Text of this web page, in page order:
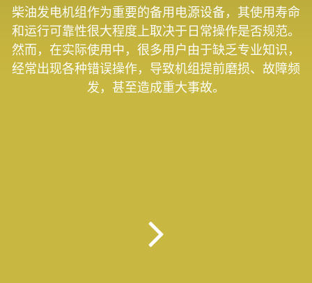
柴油发电机组作为重要的备用电源设备，其使用寿命
和运行可靠性很大程度上取决于日常操作是否规范。
然而，在实际使用中，很多用户由于缺乏专业知识，
经常出现各种错误操作，导致机组提前磨损、故障频
发，甚至造成重大事故。